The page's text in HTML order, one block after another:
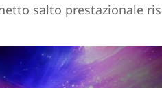
salto prestazionale